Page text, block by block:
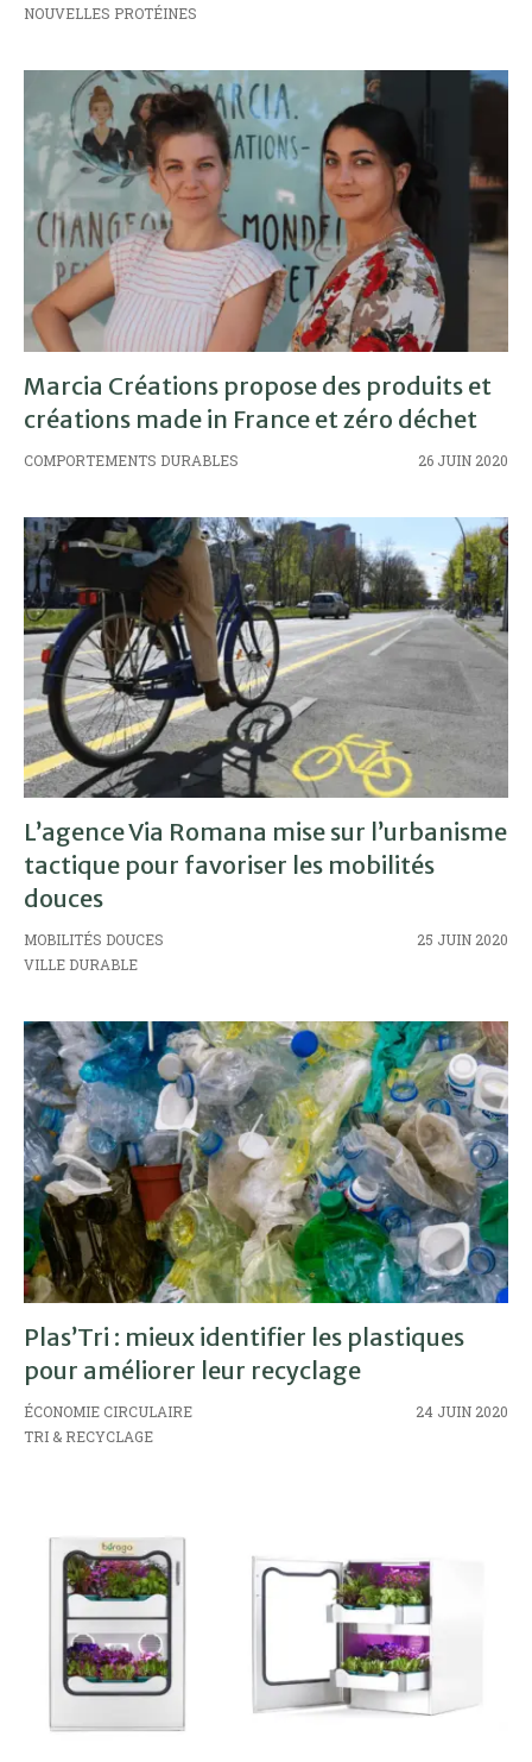
NOUVELLES PROTÉINES
Marcia Créations propose des produits et
créations made in France et zéro déchet
COMPORTEMENTS DURABLES 26 JUIN 2020
L’agence Via Romana mise sur l’urbanisme
tactique pour favoriser les mobilités
douces
MOBILITÉS DOUCES
VILLE DURABLE
25 JUIN 2020
Plas’Tri : mieux identifier les plastiques
pour améliorer leur recyclage
ÉCONOMIE CIRCULAIRE
TRI & RECYCLAGE
24 JUIN 2020